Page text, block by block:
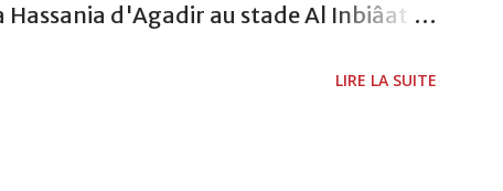
d'Agadir au stade Al Inbiâat
LIRE LA SUITE